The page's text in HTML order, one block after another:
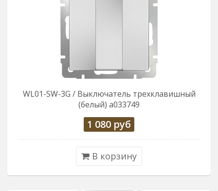
WL01-SW-3G / Выключатель трехклавишный
(белый) a033749
1 080 руб
В корзину